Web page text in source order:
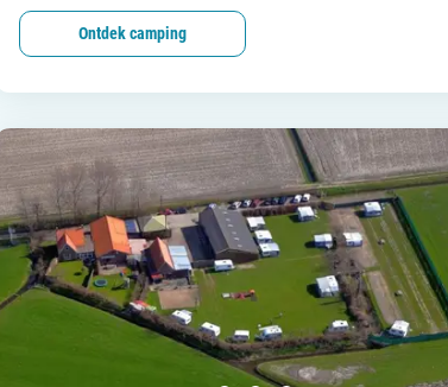
Ontdek camping